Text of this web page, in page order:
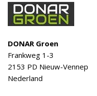
DONAR Groen
Frankweg 1-3
2153 PD Nieuw-Vennep
Nederland